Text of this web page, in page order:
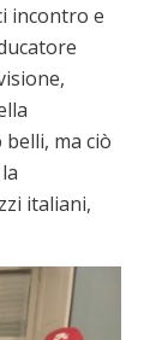
incontro e
ma ciò
italiani,